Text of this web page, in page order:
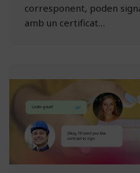
corresponent, poden
amb un certificat…